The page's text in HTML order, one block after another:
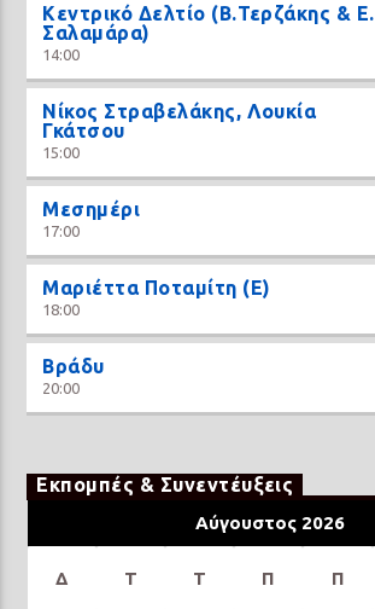
Κεντρικό Δελτίο (Β.Τερζάκης & Ε.
Σαλαμάρα)
14:00
Νίκος Στραβελάκης, Λουκία
Γκάτσου
15:00
Μεσημέρι
17:00
Μαριέττα Ποταμίτη (Ε)
18:00
Βράδυ
20:00
Εκπομπές & Συνεντέυξεις
Αύγουστος 2026
Δ Τ Τ Π Π